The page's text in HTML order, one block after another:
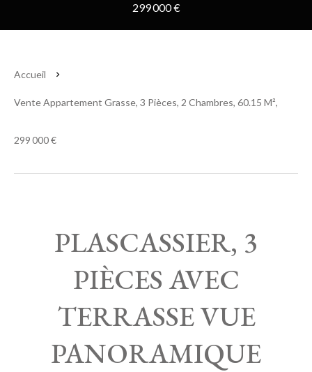
299 000 €
Accueil
Vente Appartement Grasse, 3 Pièces, 2 Chambres, 60.15 M²,
299 000 €
PLASCASSIER, 3
PIÈCES AVEC
TERRASSE VUE
PANORAMIQUE